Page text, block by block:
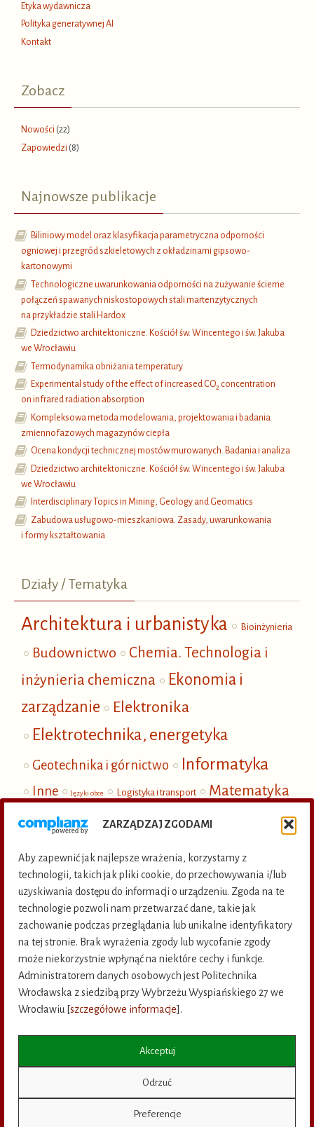
ZARZĄDZAJ ZGODAMI
Aby zapewnić jak najlepsze wrażenia, korzystamy z
technologii, takich jak pliki cookie, do przechowywania i/lub
uzyskiwania dostępu do informacji o urządzeniu. Zgoda na te
technologie pozwoli nam przetwarzać dane, takie jak
zachowanie podczas przeglądania lub unikalne identyfikatory
na tej stronie. Brak wyrażenia zgody lub wycofanie zgody
może niekorzystnie wpłynąć na niektóre cechy i funkcje.
Administratorem danych osobowych jest Politechnika
Wrocławska z siedzibą przy Wybrzeżu Wyspiańskiego 27 we
Wrocławiu [szczegółowe informacje].
Akceptuj
Odrzuć
Preferencje
Etyka wydawnicza
Polityka generatywnej AI
Kontakt
Zobacz
Nowości (22)
Zapowiedzi (8)
Najnowsze publikacje
Biliniowy model oraz klasyfikacja parametryczna odporności
ogniowej i przegród szkieletowych z okładzinami gipsowo-
kartonowymi
Technologiczne uwarunkowania odporności na zużywanie ścierne
połączeń spawanych niskostopowych stali martenzytycznych
na przykładzie stali Hardox
Dziedzictwo architektoniczne. Kościół św. Wincentego i św. Jakuba
we Wrocławiu
Termodynamika obniżania temperatury
Experimental study of the effect of increased CO2 concentration
on infrared radiation absorption
Kompleksowa metoda modelowania, projektowania i badania
zmiennofazowych magazynów ciepła
Ocena kondycji technicznej mostów murowanych. Badania i analiza
Dziedzictwo architektoniczne. Kościół św. Wincentego i św. Jakuba
we Wrocławiu
Interdisciplinary Topics in Mining, Geology and Geomatics
Zabudowa usługowo-mieszkaniowa. Zasady, uwarunkowania
i formy kształtowania
Działy / Tematyka
Architektura i urbanistyka Bioinżynieria
Budownictwo
Chemia. Technologia i
inżynieria chemiczna
Ekonomia i
zarządzanie
Elektronika
Elektrotechnika, energetyka
Geotechnika i górnictwo Informatyka
Inne Języki obce Logistyka i transport
Matematyka
i fizyka
Mechanika Nauki społeczne
Ochrona i inżynieria środowiska
Publikacje elektroniczne
Termoenergetyka
KSIĘGARNIA INTERNETOWA KATALOG KSIĄŻEK
KONTAKT
Deklaracja dostępności
Oficyna Wydawnicza Politechniki Wrocławskiej, 2016-2026